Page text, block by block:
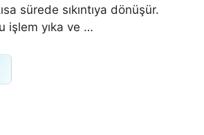
sürede sıkıntıya dönüşür.
işlem yıka ve …